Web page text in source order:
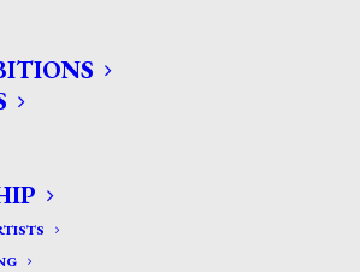
ARTISTI: